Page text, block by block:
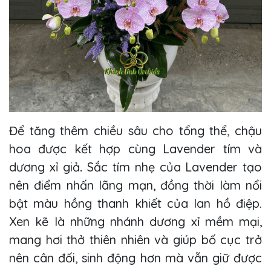
Để tăng thêm chiều sâu cho tổng thể, chậu
hoa được kết hợp cùng Lavender tím và
dương xỉ giả. Sắc tím nhẹ của Lavender tạo
nên điểm nhấn lãng mạn, đồng thời làm nổi
bật màu hồng thanh khiết của lan hồ điệp.
Xen kẽ là những nhánh dương xỉ mềm mại,
mang hơi thở thiên nhiên và giúp bố cục trở
nên cân đối, sinh động hơn mà vẫn giữ được